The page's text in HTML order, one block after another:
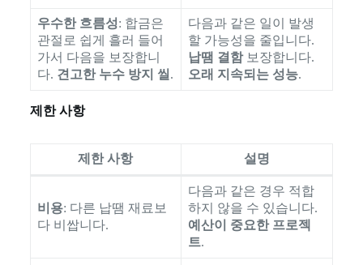
우수한 흐름성: 합금은
관절로 쉽게 흘러 들어
가서 다음을 보장합니
다. 견고한 누수 방지 씰 .
다음과 같은 일이 발생
할 가능성을 줄입니다.
납땜 결함보장합니다.
오래 지속되는 성능.
제한 사항
제한 사항 설명
비용: 다른 납땜 재료보
다 비쌉니다.
다음과 같은 경우 적합
하지 않을 수 있습니다.
예산이 중요한 프로젝
트.